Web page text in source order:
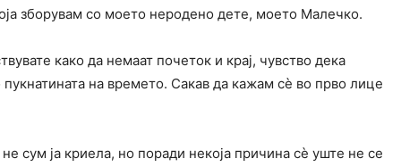
зборувам со моето неродено дете, моето Малечко.
како да немаат почеток и крај, чувство дека
пукнатината на времето. Сакав да кажам сѐ во прво лице
сум ја криела, но поради некоја причина сѐ уште не се